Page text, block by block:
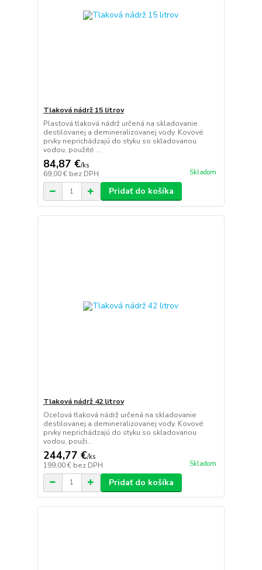
Tlaková nádrž 15 litrov
Plastová tlaková nádrž určená na skladovanie
destilovanej a demineralizovanej vody. Kovové
prvky neprichádzajú do styku so skladovanou
vodou, použité ...
84,87 €/ks
69,00 € bez DPH Skladom
Pridať do košíka
Tlaková nádrž 42 litrov
Oceľová tlaková nádrž určená na skladovanie
destilovanej a demineralizovanej vody. Kovové
prvky neprichádzajú do styku so skladovanou
vodou, použi...
244,77 €/ks
199,00 € bez DPH Skladom
Pridať do košíka